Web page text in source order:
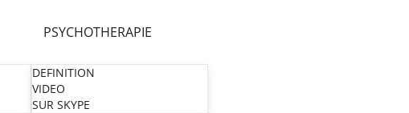
PSYCHOTHERAPIE
DEFINITION
VIDEO
SUR SKYPE